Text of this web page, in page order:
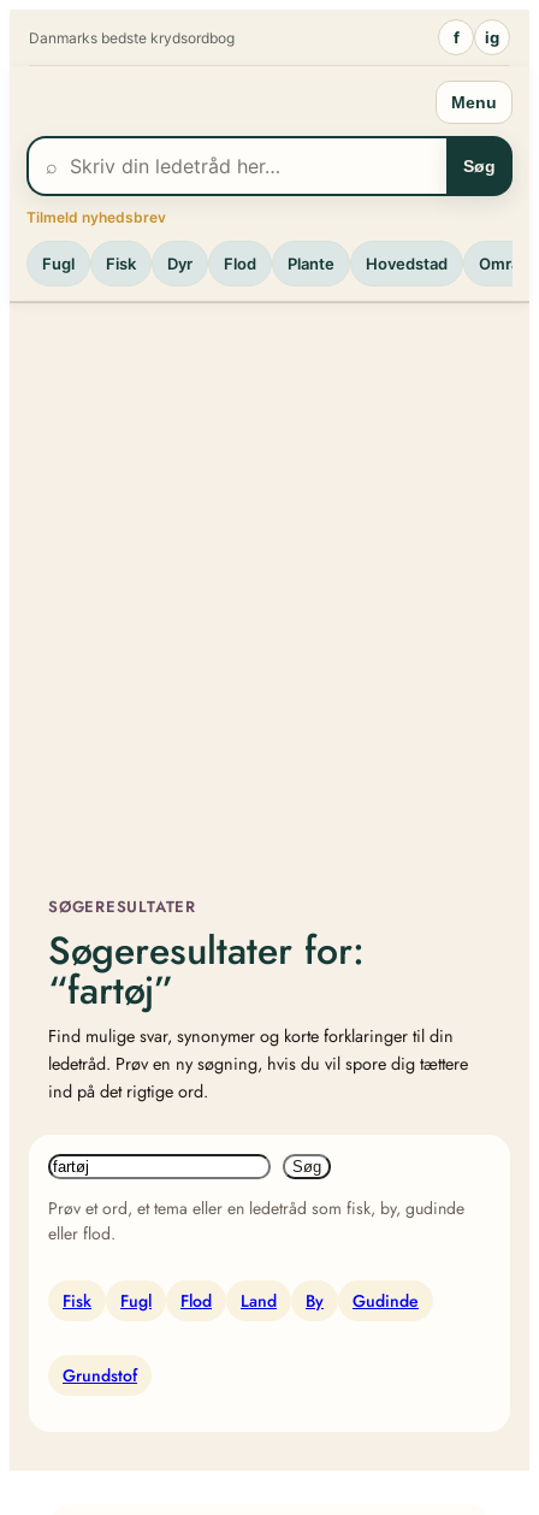
Danmarks bedste krydsordbog f ig
Menu
⌕ Søg
Tilmeld nyhedsbrev
Fugl Fisk Dyr Flod Plante Hovedstad Område
SØGERESULTATER
Søgeresultater for:
“fartøj”
Find mulige svar, synonymer og korte forklaringer til din
ledetråd. Prøv en ny søgning, hvis du vil spore dig tættere
ind på det rigtige ord.
Søg
efter
ledetråd
Søg
Prøv et ord, et tema eller en ledetråd som fisk, by, gudinde
eller flod.
Fisk Fugl Flod Land By Gudinde
Grundstof